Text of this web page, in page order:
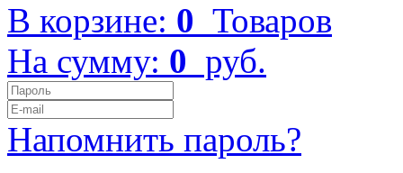
В корзине: 0 Товаров
На сумму: 0 руб.
Напомнить пароль?